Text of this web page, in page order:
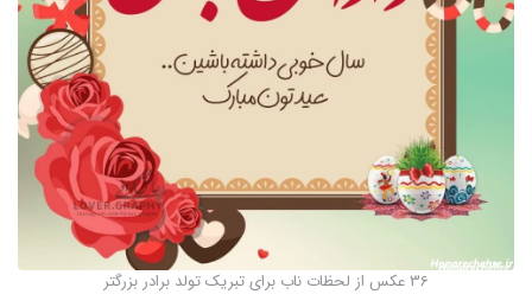
36 عکس از لحظات ناب برای تبریک تولد برادر بزرگتر